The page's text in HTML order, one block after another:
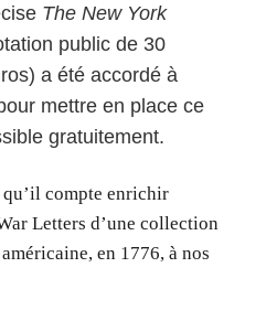
The New York
public de 30
a été accordé à
mettre en place ce
gratuitement.
compte enrichir
Letters d’une collection
en 1776, à nos